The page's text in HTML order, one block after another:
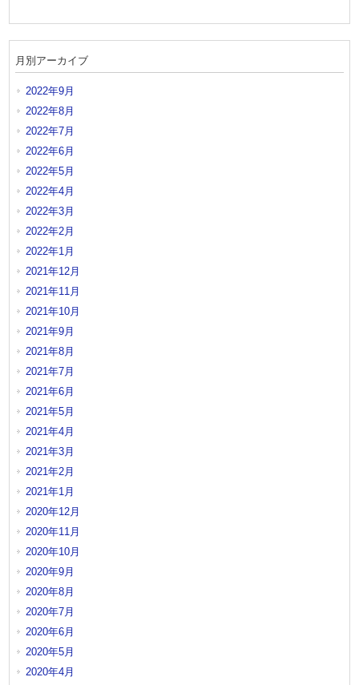
月別アーカイブ
2022年9月
2022年8月
2022年7月
2022年6月
2022年5月
2022年4月
2022年3月
2022年2月
2022年1月
2021年12月
2021年11月
2021年10月
2021年9月
2021年8月
2021年7月
2021年6月
2021年5月
2021年4月
2021年3月
2021年2月
2021年1月
2020年12月
2020年11月
2020年10月
2020年9月
2020年8月
2020年7月
2020年6月
2020年5月
2020年4月